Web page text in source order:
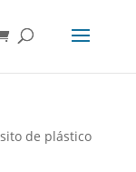
de plástico